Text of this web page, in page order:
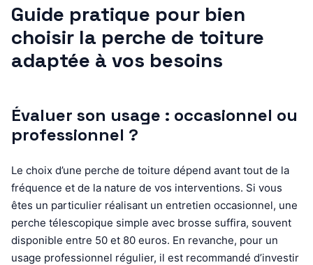
Guide pratique pour bien
choisir la perche de toiture
adaptée à vos besoins
Évaluer son usage : occasionnel ou
professionnel ?
Le choix d’une perche de toiture dépend avant tout de la
fréquence et de la nature de vos interventions. Si vous
êtes un particulier réalisant un entretien occasionnel, une
perche télescopique simple avec brosse suffira, souvent
disponible entre 50 et 80 euros. En revanche, pour un
usage professionnel régulier, il est recommandé d’investir